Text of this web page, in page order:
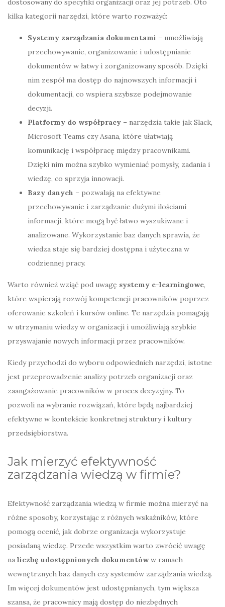
kilka kategorii narzędzi, które warto rozważyć:
Systemy zarządzania dokumentami – umożliwiają
przechowywanie, organizowanie i udostępnianie
dokumentów w łatwy i zorganizowany sposób. Dzięki
nim zespół ma dostęp do najnowszych informacji i
dokumentacji, co wspiera szybsze podejmowanie
decyzji.
Platformy do współpracy – narzędzia takie jak Slack,
Microsoft Teams czy Asana, które ułatwiają
komunikację i współpracę między pracownikami.
Dzięki nim można szybko wymieniać pomysły, zadania i
wiedzę, co sprzyja innowacji.
Bazy danych – pozwalają na efektywne
przechowywanie i zarządzanie dużymi ilościami
informacji, które mogą być łatwo wyszukiwane i
analizowane. Wykorzystanie baz danych sprawia, że
wiedza staje się bardziej dostępna i użyteczna w
codziennej pracy.
Warto również wziąć pod uwagę systemy e-learningowe,
które wspierają rozwój kompetencji pracowników poprzez
oferowanie szkoleń i kursów online. Te narzędzia pomagają
w utrzymaniu wiedzy w organizacji i umożliwiają szybkie
przyswajanie nowych informacji przez pracowników.
Kiedy przychodzi do wyboru odpowiednich narzędzi, istotne
jest przeprowadzenie analizy potrzeb organizacji oraz
zaangażowanie pracowników w proces decyzyjny. To
pozwoli na wybranie rozwiązań, które będą najbardziej
efektywne w kontekście konkretnej struktury i kultury
przedsiębiorstwa.
Jak mierzyć efektywność
zarządzania wiedzą w firmie?
Efektywność zarządzania wiedzą w firmie można mierzyć na
różne sposoby, korzystając z różnych wskaźników, które
pomogą ocenić, jak dobrze organizacja wykorzystuje
posiadaną wiedzę. Przede wszystkim warto zwrócić uwagę
na liczbę udostępnionych dokumentów w ramach
wewnętrznych baz danych czy systemów zarządzania wiedzą.
Im więcej dokumentów jest udostępnianych, tym większa
szansa, że pracownicy mają dostęp do niezbędnych